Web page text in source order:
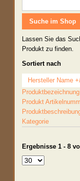
Lassen Sie das
Produkt zu finden.
Sortiert nach
Hersteller Name
Produktbezeichnung
Produkt
Kategorie
Ergebnisse 1 - 8